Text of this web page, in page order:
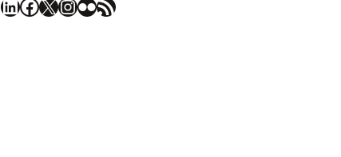
LinkedIn Facebook X Instagram Flickr RSS Feed